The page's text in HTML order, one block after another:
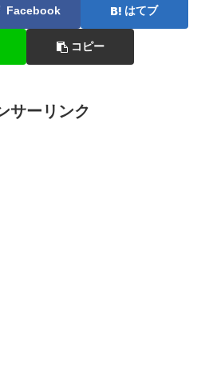
Facebook はてブ
コピー
サーリンク